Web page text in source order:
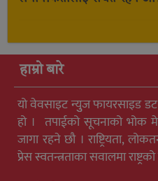
हाम्रो बारे
यो वेवसाइट न्युुज फायरसाइड
हो । तपाईको सूचनाको भोक
जागा रहने छौ । राष्ट्रियता,
प्रेस स्वतन्त्रताका सवालमा